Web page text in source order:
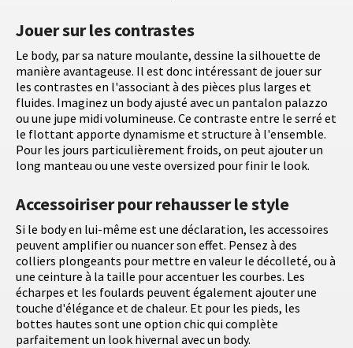
Jouer sur les contrastes
Le body, par sa nature moulante, dessine la silhouette de
manière avantageuse. Il est donc intéressant de jouer sur
les contrastes en l'associant à des pièces plus larges et
fluides. Imaginez un body ajusté avec un pantalon palazzo
ou une jupe midi volumineuse. Ce contraste entre le serré et
le flottant apporte dynamisme et structure à l'ensemble.
Pour les jours particulièrement froids, on peut ajouter un
long manteau ou une veste oversized pour finir le look.
Accessoiriser pour rehausser le style
Si le body en lui-même est une déclaration, les accessoires
peuvent amplifier ou nuancer son effet. Pensez à des
colliers plongeants pour mettre en valeur le décolleté, ou à
une ceinture à la taille pour accentuer les courbes. Les
écharpes et les foulards peuvent également ajouter une
touche d'élégance et de chaleur. Et pour les pieds, les
bottes hautes sont une option chic qui complète
parfaitement un look hivernal avec un body.